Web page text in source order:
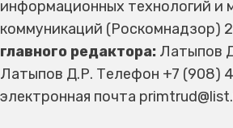
информационных технологий и
коммуникаций (Роскомнадзор)
главного редактора: Латыпов
Латыпов Д.Р. Телефон +7 (908)
электронная почта